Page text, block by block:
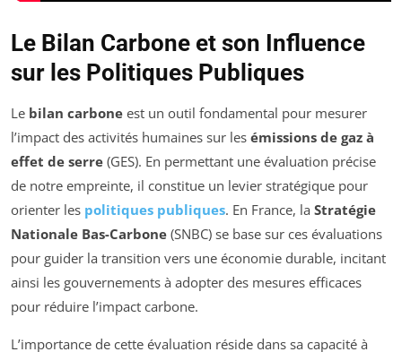
Le Bilan Carbone et son Influence
sur les Politiques Publiques
Le bilan carbone est un outil fondamental pour mesurer
l’impact des activités humaines sur les émissions de gaz à
effet de serre (GES). En permettant une évaluation précise
de notre empreinte, il constitue un levier stratégique pour
orienter les politiques publiques. En France, la Stratégie
Nationale Bas-Carbone (SNBC) se base sur ces évaluations
pour guider la transition vers une économie durable, incitant
ainsi les gouvernements à adopter des mesures efficaces
pour réduire l’impact carbone.
L’importance de cette évaluation réside dans sa capacité à